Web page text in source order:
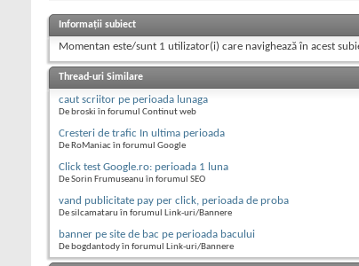
Informații subiect
Momentan este/sunt 1 utilizator(i) care navighează în acest
Thread-uri Similare
caut scriitor pe perioada lunaga
De broski în forumul Continut web
Cresteri de trafic In ultima perioada
De RoManiac în forumul Google
Click test Google.ro: perioada 1 luna
De Sorin Frumuseanu în forumul SEO
vand publicitate pay per click, perioada de proba
De silcamataru în forumul Link-uri/Bannere
banner pe site de bac pe perioada bacului
De bogdantody în forumul Link-uri/Bannere